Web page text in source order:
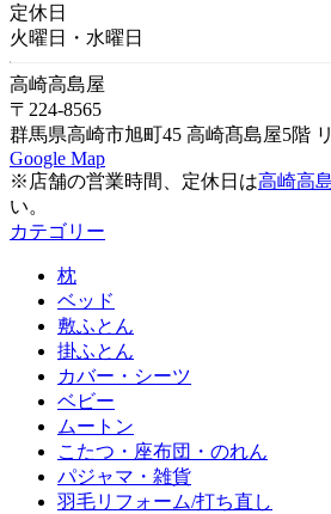
定休日
火曜日・水曜日
高崎高島屋
〒224-8565
群馬県高崎市旭町45 高崎髙島屋5階
Google Map
※店舗の営業時間、定休日は高崎高
い。
カテゴリー
枕
ベッド
敷ふとん
掛ふとん
カバー・シーツ
ベビー
ムートン
こたつ・座布団・のれん
パジャマ・雑貨
羽毛リフォーム/打ち直し